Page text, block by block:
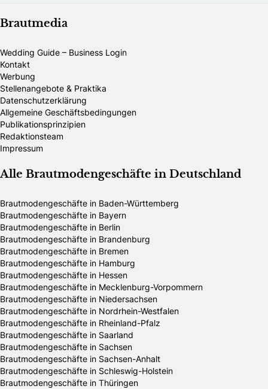
Brautmedia
Wedding Guide – Business Login
Kontakt
Werbung
Stellenangebote & Praktika
Datenschutzerklärung
Allgemeine Geschäftsbedingungen
Publikationsprinzipien
Redaktionsteam
Impressum
Alle Brautmodengeschäfte in Deutschland
Brautmodengeschäfte in Baden-Württemberg
Brautmodengeschäfte in Bayern
Brautmodengeschäfte in Berlin
Brautmodengeschäfte in Brandenburg
Brautmodengeschäfte in Bremen
Brautmodengeschäfte in Hamburg
Brautmodengeschäfte in Hessen
Brautmodengeschäfte in Mecklenburg-Vorpommern
Brautmodengeschäfte in Niedersachsen
Brautmodengeschäfte in Nordrhein-Westfalen
Brautmodengeschäfte in Rheinland-Pfalz
Brautmodengeschäfte in Saarland
Brautmodengeschäfte in Sachsen
Brautmodengeschäfte in Sachsen-Anhalt
Brautmodengeschäfte in Schleswig-Holstein
Brautmodengeschäfte in Thüringen